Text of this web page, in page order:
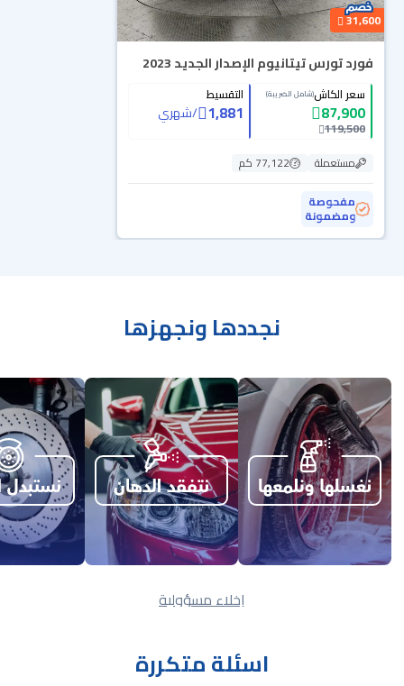
31,600
فورد تورس تيتانيوم الإصدار الجديد 2023
سعر الكاش(شامل الضريبة)
87,900
119,500
التقسيط
1,881
/شهري
مستعملة
77,122 كم
مفحوصة
ومضمونة
نجددها ونجهزها
إخلاء مسؤولية
اسئلة متكررة